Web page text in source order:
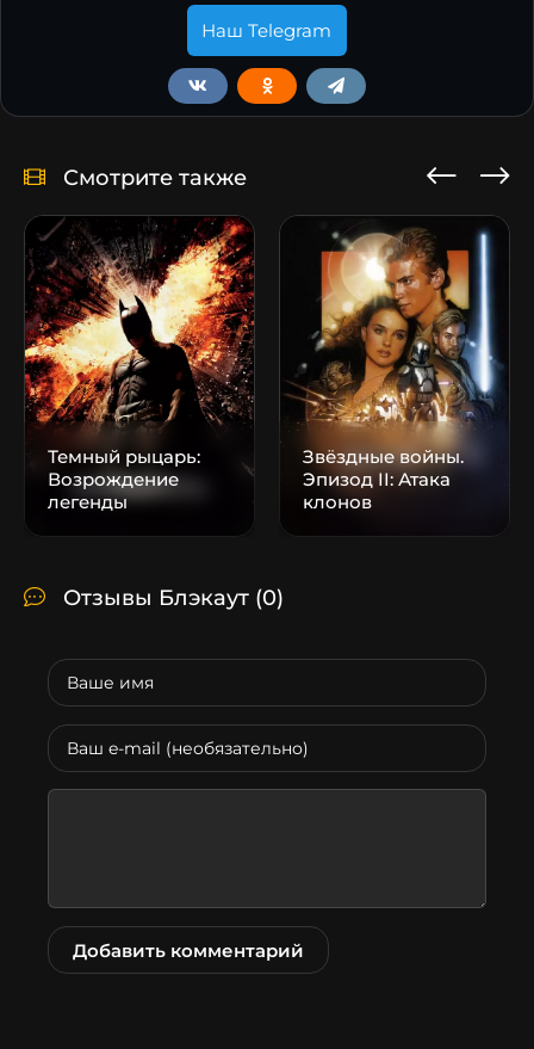
Наш Telegram
Смотрите также
Темный рыцарь:
Возрождение
легенды
Звёздные войны.
Эпизод II: Атака
клонов
Отзывы Блэкаут (0)
Добавить комментарий